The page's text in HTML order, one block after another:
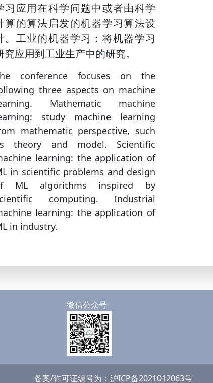
习应用在科学问题中或者由科学
算的算法启发的机器学习算法设
。工业的机器学习：将机器学习
究应用到工业生产中的研究。
conference focuses on the
three aspects on machine
Mathematic machine
study machine learning
mathematic perspective, such
theory and model. Scientific
learning: the application of
in scientific problems and design
ML algorithms inspired by
computing. Industrial
learning: the application of
in industry.
微信公众号
备案/许可证编号为：沪ICP备2021012063号